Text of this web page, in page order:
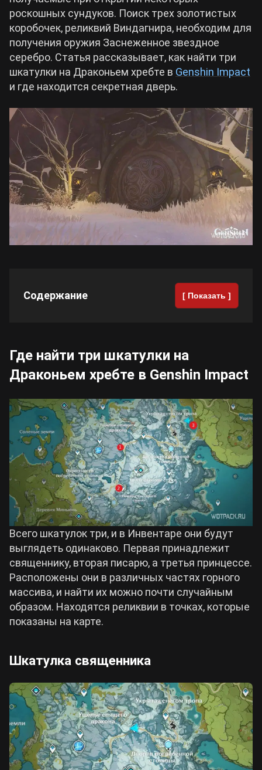
Crimson Desert
Zenless Zone Zero
Kingdom Come: Deliverance 2
Path of Exile 2
Wuthering Waves
Roblox
Cyberpunk 2077
Билды Arknights: Endfield
Билды Wuthering Waves
Билды Path of Exile 2
роскошных сундуков. Поиск трех золотистых
коробочек, реликвий Виндагнира, необходим для
получения оружия Заснеженное звездное
серебро. Статья рассказывает, как найти три
шкатулки на Драконьем хребте в Genshin Impact
и где находится секретная дверь.
Содержание [ Показать ]
Где найти три шкатулки на
Драконьем хребте в Genshin Impact
Всего шкатулок три, и в Инвентаре они будут
выглядеть одинаково. Первая принадлежит
священнику, вторая писарю, а третья принцессе.
Расположены они в различных частях горного
массива, и найти их можно почти случайным
образом. Находятся реликвии в точках, которые
показаны на карте.
Шкатулка священника